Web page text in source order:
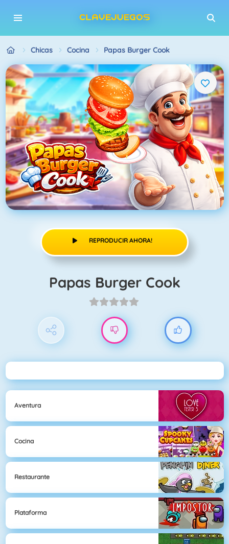
Chicas Cocina Papas Burger Cook
REPRODUCIR AHORA!
Papas Burger Cook
Aventura
Cocina
Restaurante
Plataforma